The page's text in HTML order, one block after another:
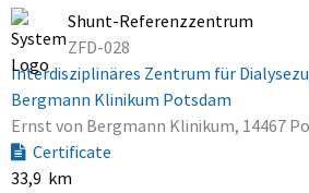
Shunt-Referenzzentrum
ZFD-028
Interdisziplinäres Zentrum für
Bergmann Klinikum Potsdam
Ernst von Bergmann Klinikum, 14467
Certificate
33,9 km